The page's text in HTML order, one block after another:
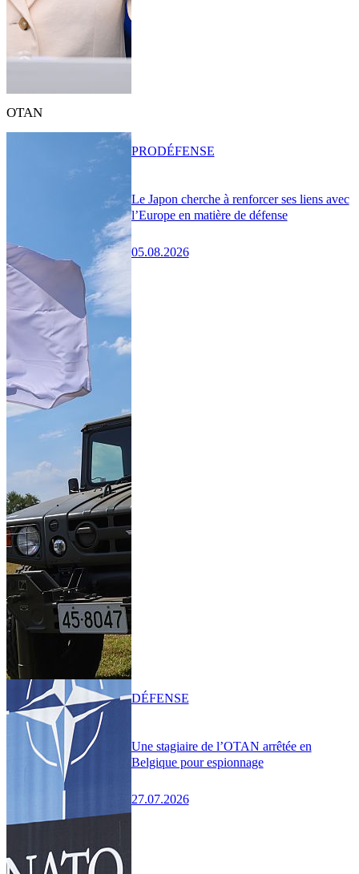
OTAN
Le Japon cherche à renforcer ses liens avec
l’Europe en matière de défense
05.08.2026
PRODÉFENSE
Une stagiaire de l’OTAN arrêtée en
Belgique pour espionnage
27.07.2026
DÉFENSE